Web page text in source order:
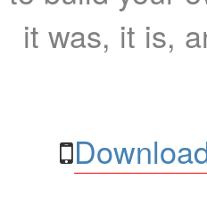
it was, it is,